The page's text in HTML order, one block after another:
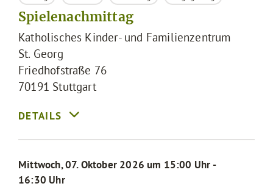
Spielenachmittag
Katholisches Kinder- und Familienzentrum
St. Georg
Friedhofstraße 76
70191 Stuttgart
Mittwoch, 07. Oktober 2026 um 15:00 Uhr -
16:30 Uhr